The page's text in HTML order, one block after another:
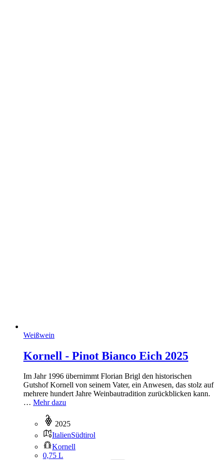
Weißwein
Kornell - Pinot Bianco Eich 2025
Im Jahr 1996 übernimmt Florian Brigl den historischen
Gutshof Kornell von seinem Vater, ein Anwesen, das stolz auf
mehrere hundert Jahre Weinbautradition zurückblicken kann.
… Mehr dazu
2025
ItalienSüdtirol
Kornell
0,75 L